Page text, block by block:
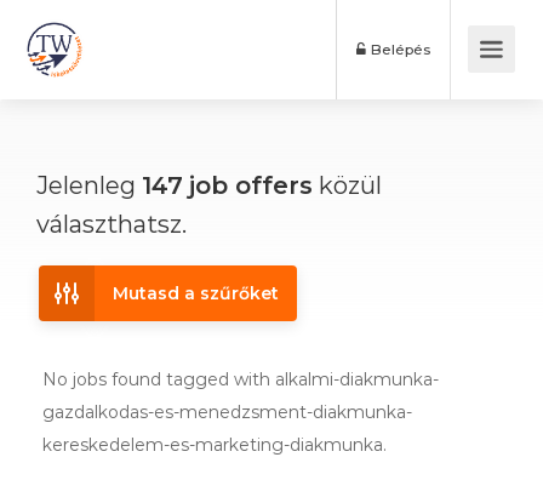
Belépés
Jelenleg 147 job offers közül
választhatsz.
Mutasd a szűrőket
No jobs found tagged with alkalmi-diakmunka-
gazdalkodas-es-menedzsment-diakmunka-
kereskedelem-es-marketing-diakmunka.